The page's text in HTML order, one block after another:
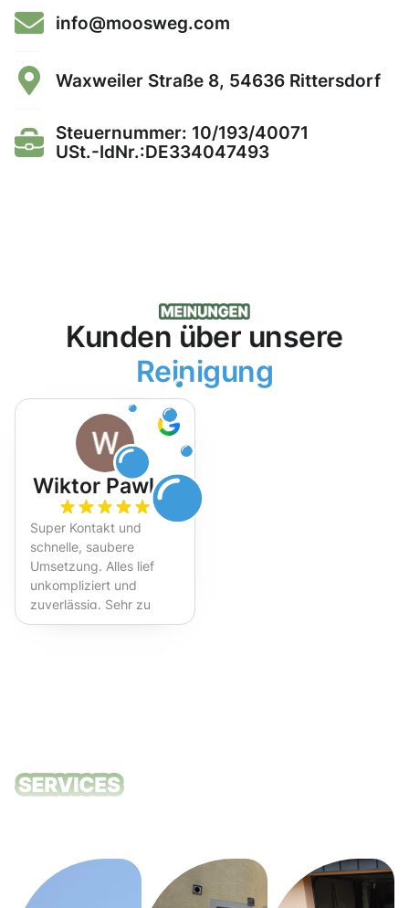
info@moosweg.com
Waxweiler Straße 8, 54636 Rittersdorf
Steuernummer: 10/193/40071
USt.-IdNr.:DE334047493
Kunden über unsere
Reinigung
Wiktor Pawlak
Super Kontakt und
schnelle, saubere
Umsetzung. Alles lief
unkompliziert und
zuverlässig. Sehr zu
empfehlen!